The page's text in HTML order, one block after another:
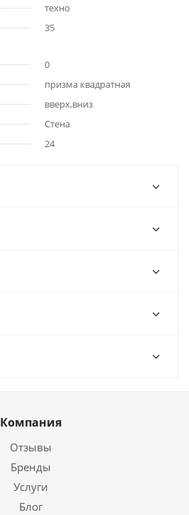
техно
35
0
призма квадратная
вверх,вниз
Стена
24
Компания
Отзывы
Бренды
Услуги
Блог